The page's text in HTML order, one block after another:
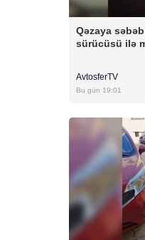
Qəzaya
sürücüsü ilə
AvtosferTV
Bu gün 19:01